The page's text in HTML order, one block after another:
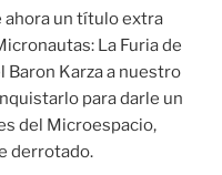
un título extra
La Furia de
Baron Karza a nuestro
para darle un
del Microespacio,
derrotado.